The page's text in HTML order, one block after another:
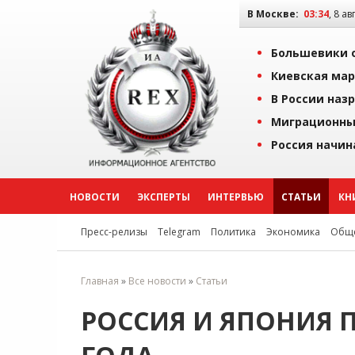
В Москве: 03:34, 8
Большевики
Киевская
В России
Россия
НОВОСТИ ЭКСПЕРТЫ ИНТЕРВЬЮ СТАТЬИ
Пресс-релизы Telegram Политика Экономика
Главная » Все новости » Статьи
РОССИЯ И ЯПОНИЯ